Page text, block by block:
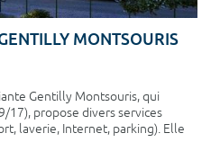
MONTSOURIS
Gentilly Montsouris, qui
propose divers services
laverie, Internet, parking). Elle